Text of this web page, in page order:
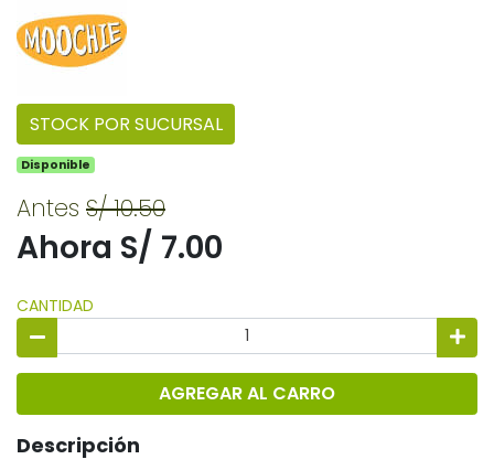
STOCK POR SUCURSAL
Disponible
Antes S/ 10.50
Ahora S/ 7.00
CANTIDAD
AGREGAR AL CARRO
Descripción